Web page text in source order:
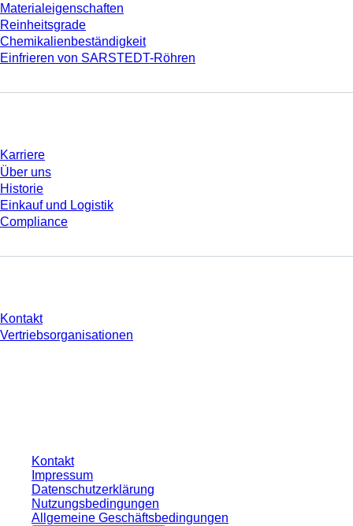
Materialeigenschaften
Reinheitsgrade
Chemikalienbeständigkeit
Einfrieren von SARSTEDT-Röhren
Karriere
Über uns
Historie
Einkauf und Logistik
Compliance
Kontakt
Vertriebsorganisationen
Kontakt
Impressum
Datenschutzerklärung
Nutzungsbedingungen
Allgemeine Geschäftsbedingungen